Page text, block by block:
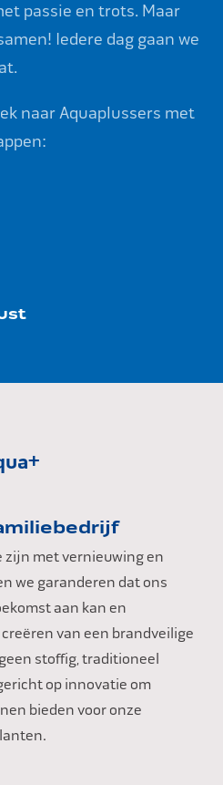
passie en trots. Maar
Iedere dag gaan we
naar Aquaplussers met
zijn met vernieuwing en
we garanderen dat ons
aan kan en
van een brandveilige
stoffig, traditioneel
op innovatie om
bieden voor onze